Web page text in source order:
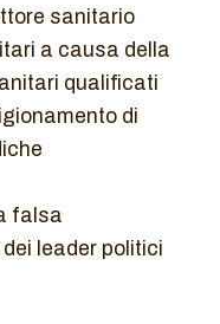
sanitario
a causa della
qualificati
di
falsa
leader politici